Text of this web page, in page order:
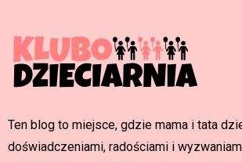
Ten blog to miejsce, gdzie mama i tata
doświadczeniami, radościami i